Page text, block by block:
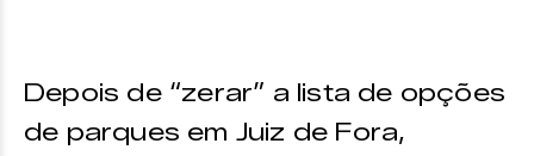
Depois de “zerar” a lista de opções
de parques em Juiz de Fora,